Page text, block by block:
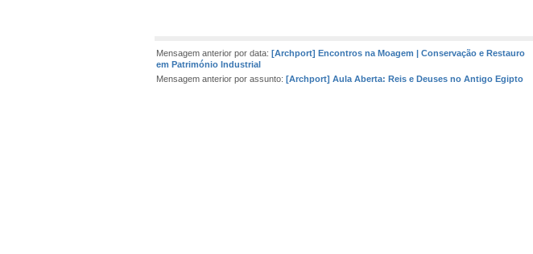
Mensagem anterior por data: [Archport] Encontros na Moagem | Conservação e Restauro
em Património Industrial
Mensagem anterior por assunto: [Archport] Aula Aberta: Reis e Deuses no Antigo Egipto